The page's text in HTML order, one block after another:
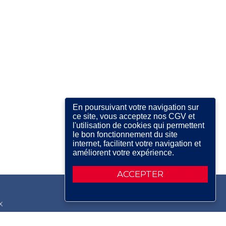
ACCEPTER
En poursuivant votre navigation sur
ce site, vous acceptez nos CGV et
l'utilisation de cookies qui permettent
le bon fonctionnement du site
internet, facilitent votre navigation et
améliorent votre expérience.